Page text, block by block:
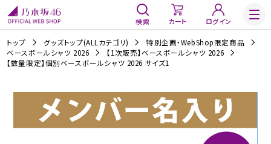
検索 カート ログイン
トップ グッズトップ(ALLカテゴリ)
特別企画・WebShop限定商品
ベースボールシャツ 2026
【1次販売】ベースボールシャツ 2026
【数量限定】個別ベースボールシャツ 2026 サイズ1